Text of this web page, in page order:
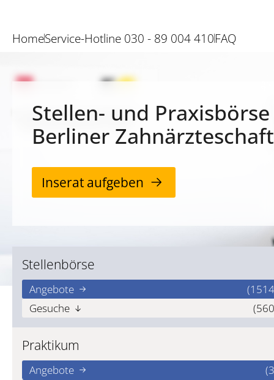
HomeService-Hotline 030 - 89 004 410FAQ
Stellen- und
Berliner Zahnärzteschaft
Inserat aufgeben
Stellenbörse
Angebote
Gesuche
Praktikum
Angebote